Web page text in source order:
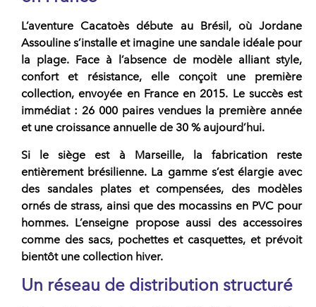
L’aventure Cacatoès débute au Brésil, où Jordane
Assouline s’installe et imagine une sandale idéale pour
la plage. Face à l’absence de modèle alliant style,
confort et résistance, elle conçoit une première
collection, envoyée en France en 2015. Le succès est
immédiat : 26 000 paires vendues la première année
et une croissance annuelle de 30 % aujourd’hui.
Si le siège est à Marseille, la fabrication reste
entièrement brésilienne. La gamme s’est élargie avec
des sandales plates et compensées, des modèles
ornés de strass, ainsi que des mocassins en PVC pour
hommes. L’enseigne propose aussi des accessoires
comme des sacs, pochettes et casquettes, et prévoit
bientôt une collection hiver.
Un réseau de distribution structuré